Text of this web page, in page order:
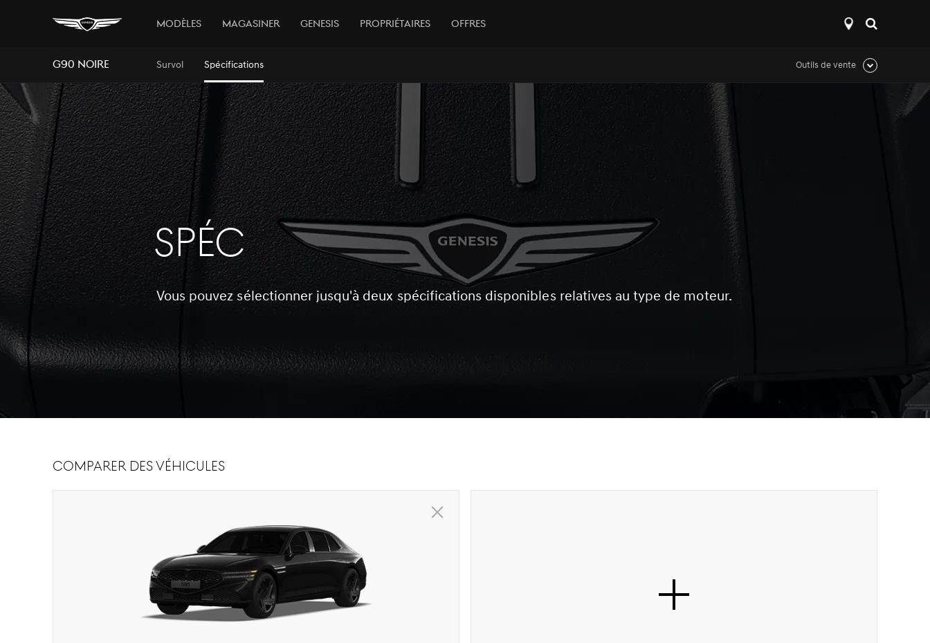
MODÈLES Magasiner Genesis Propriétaires Offres
layer
G90 Noire Survol Spécifications Outils de vente
Click
SPÉC
Vous pouvez sélectionner jusqu'à deux spécifications disponibles relatives au type de moteur.
Comparer des véhicules